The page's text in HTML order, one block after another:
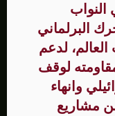
النواب
البرلماني
العالم، لدعم
لوقف
وانهاء
مشاريع